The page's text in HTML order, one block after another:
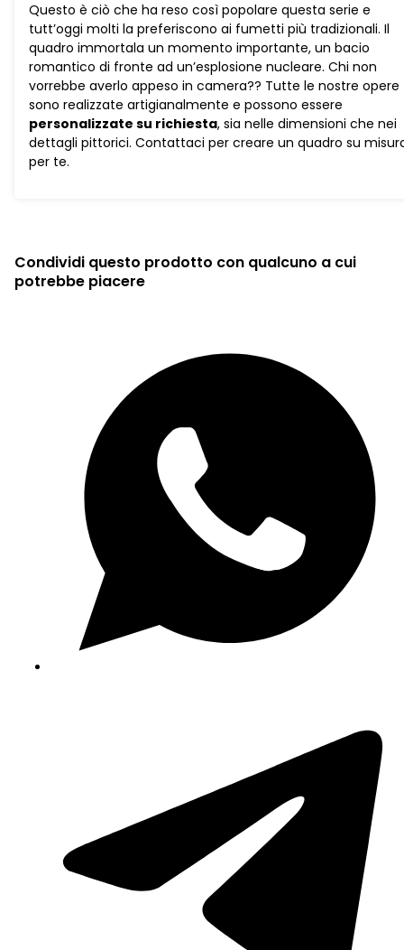
Questo è ciò che ha reso così popolare questa serie e
tutt’oggi molti la preferiscono ai fumetti più tradizionali. Il
quadro immortala un momento importante, un bacio
romantico di fronte ad un’esplosione nucleare. Chi non
vorrebbe averlo appeso in camera?? Tutte le nostre opere
sono realizzate artigianalmente e possono essere
personalizzate su richiesta, sia nelle dimensioni che nei
dettagli pittorici. Contattaci per creare un quadro su
per te.
Condividi questo prodotto con qualcuno a cui
potrebbe piacere